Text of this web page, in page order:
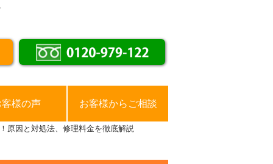
客様の声 お客様からご相談
原因と対処法、修理料金を徹底解説